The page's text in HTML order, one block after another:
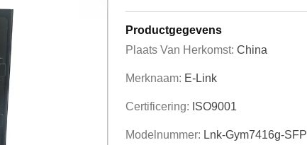
Productgegevens
Plaats Van Herkomst: China
Merknaam: E-Link
Certificering: ISO9001
Modelnummer: Lnk-Gym7416g-SFP